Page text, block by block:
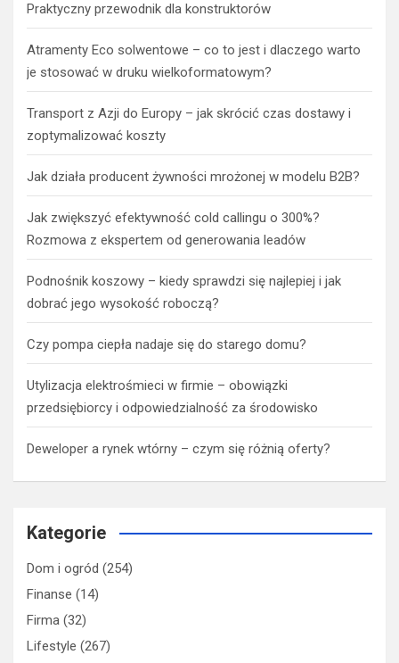
Praktyczny przewodnik dla konstruktorów
Atramenty Eco solwentowe – co to jest i dlaczego warto
je stosować w druku wielkoformatowym?
Transport z Azji do Europy – jak skrócić czas dostawy i
zoptymalizować koszty
Jak działa producent żywności mrożonej w modelu B2B?
Jak zwiększyć efektywność cold callingu o 300%?
Rozmowa z ekspertem od generowania leadów
Podnośnik koszowy – kiedy sprawdzi się najlepiej i jak
dobrać jego wysokość roboczą?
Czy pompa ciepła nadaje się do starego domu?
Utylizacja elektrośmieci w firmie – obowiązki
przedsiębiorcy i odpowiedzialność za środowisko
Deweloper a rynek wtórny – czym się różnią oferty?
Kategorie
Dom i ogród (254)
Finanse (14)
Firma (32)
Lifestyle (267)